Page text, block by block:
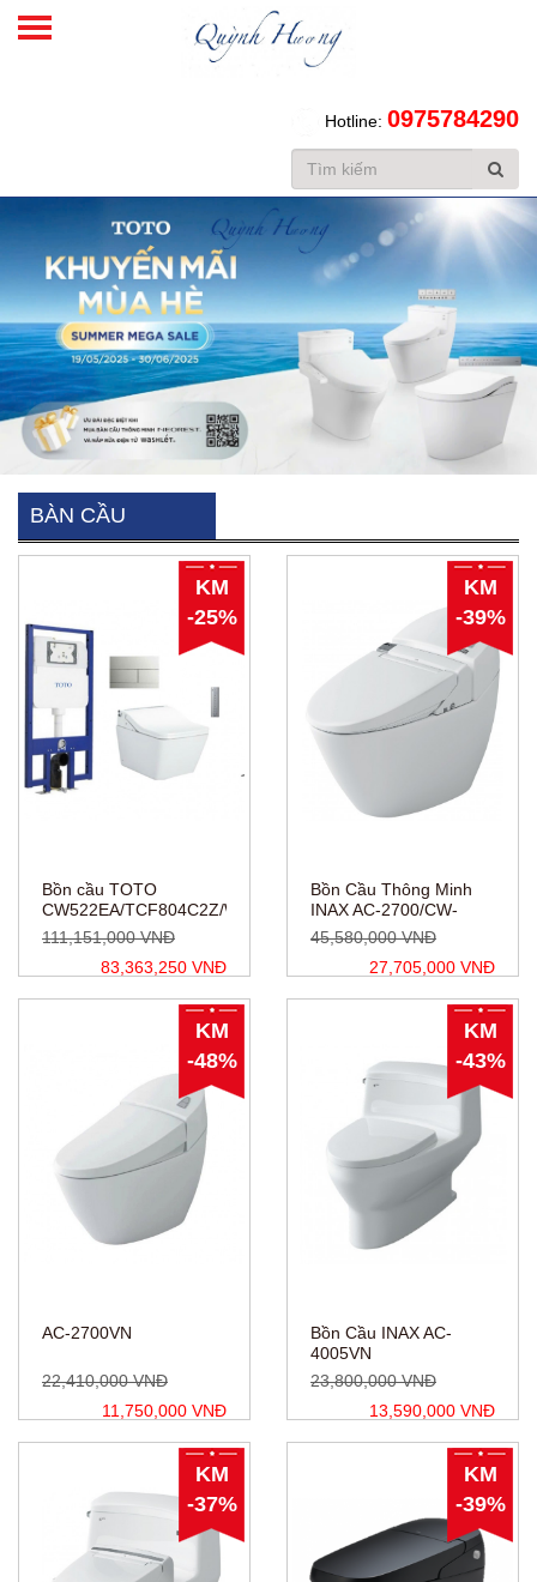
SHOWROOM TOTO CHÍNH HÃNG TẠI HÀ NỘI
Tư vấn Liên hệ
Hotline: 0975784290
BÀN CẦU
KM
-25%
Bồn cầu TOTO
CW522EA/TCF804C2Z/WH172AAT/MB171M#SS
111,151,000 VNĐ
83,363,250 VNĐ
KM
-39%
Bồn Cầu Thông Minh
INAX AC-2700/CW-
KA22AVN
45,580,000 VNĐ
27,705,000 VNĐ
KM
-48%
AC-2700VN
22,410,000 VNĐ
11,750,000 VNĐ
KM
-43%
Bồn Cầu INAX AC-
4005VN
23,800,000 VNĐ
13,590,000 VNĐ
KM
-37%
KM
-39%